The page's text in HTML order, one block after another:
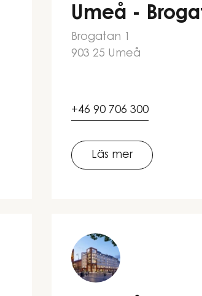
Umeå -
Brogatan 1
903 25 Umeå
+46 90 706 300
Läs mer